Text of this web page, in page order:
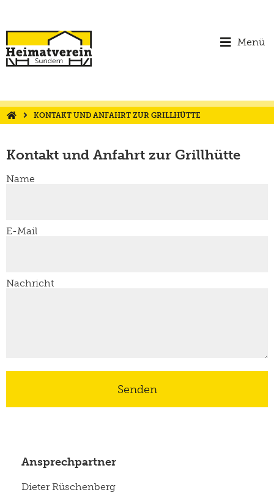
Menü
KONTAKT UND ANFAHRT ZUR GRILLHÜTTE
Kontakt und Anfahrt zur Grillhütte
Name
E-Mail
Nachricht
Senden
Ansprechpartner
Dieter Rüschenberg